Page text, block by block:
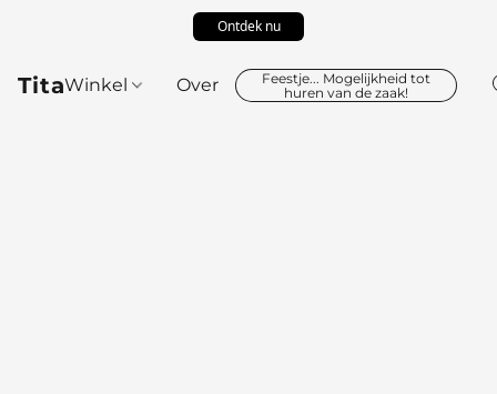
Ontdek nu
TitaWinkel Over
Feestje... Mogelijkheid tot
huren van de zaak!